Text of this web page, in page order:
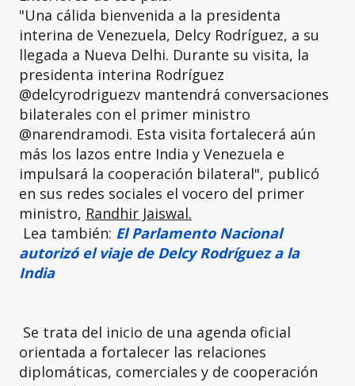
"Una cálida bienvenida a la presidenta
interina de Venezuela, Delcy Rodríguez, a su
llegada a Nueva Delhi. Durante su visita, la
presidenta interina Rodríguez
@delcyrodriguezv mantendrá conversaciones
bilaterales con el primer ministro
@narendramodi. Esta visita fortalecerá aún
más los lazos entre India y Venezuela e
impulsará la cooperación bilateral", publicó
en sus redes sociales el vocero del primer
ministro, Randhir Jaiswal.
Lea también: El Parlamento Nacional
autorizó el viaje de Delcy Rodríguez a la
India
Se trata del inicio de una agenda oficial
orientada a fortalecer las relaciones
diplomáticas, comerciales y de cooperación